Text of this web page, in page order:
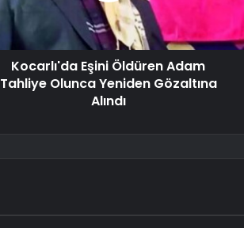
Kocarlı'da Eşini Öldüren Adam
Tahliye Olunca Yeniden Gözaltına
Alındı